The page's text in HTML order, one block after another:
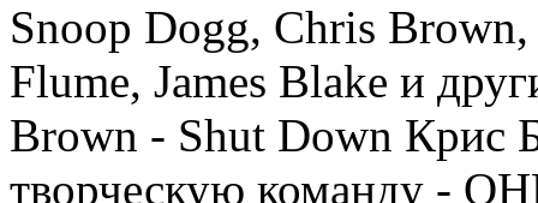
Snoop Dogg, Chris
Flume, James Blake и
Brown - Shut Down Крис
творческую команду -